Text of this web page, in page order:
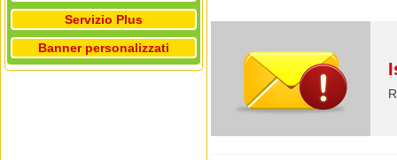
Servizio Plus
Banner personalizzati